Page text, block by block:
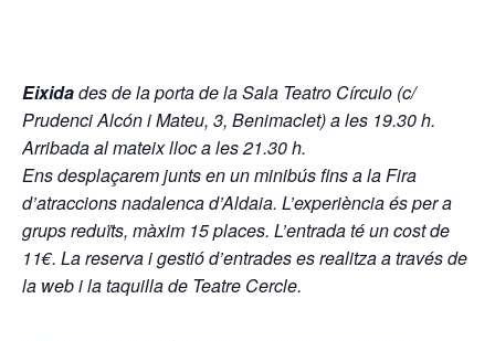
Eixidades de la porta de la Sala Teatro Círculo (c/
Prudenci Alcón i Mateu, 3, Benimaclet) a les 19.30 h.
Arribada al mateix lloc a les 21.30 h.
Ens desplaçarem junts en un minibús fins a la Fira
d’atraccions nadalenca d’Aldaia. L’experiència és per a
grups reduïts, màxim 15 places. L’entrada té un cost de
11€. La reserva i gestió d’entrades es realitza a través de
la web i la taquilla de Teatre Cercle.